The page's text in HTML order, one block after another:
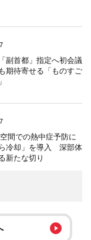
副首都」指定へ初会議
期待寄せる「ものすご
間での熱中症予防に
冷却」を導入 深部体
新たな切り